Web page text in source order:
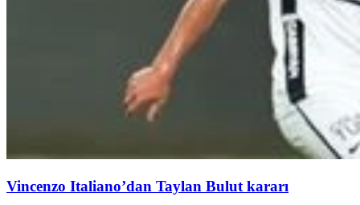
Vincenzo Italiano’dan Taylan Bulut kararı